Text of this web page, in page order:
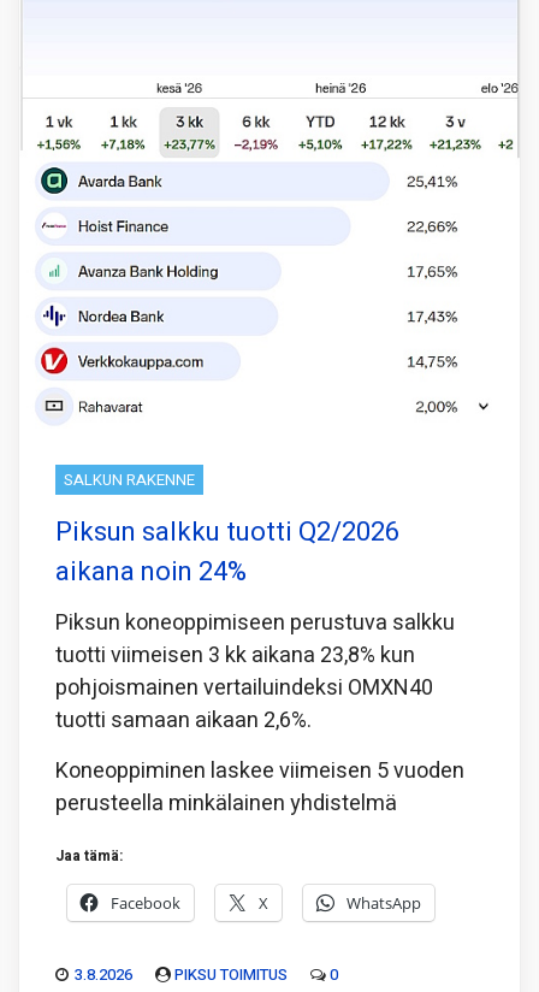
SALKUN RAKENNE
Piksun salkku tuotti Q2/2026
aikana noin 24%
Piksun koneoppimiseen perustuva salkku
tuotti viimeisen 3 kk aikana 23,8% kun
pohjoismainen vertailuindeksi OMXN40
tuotti samaan aikaan 2,6%.
Koneoppiminen laskee viimeisen 5 vuoden
perusteella minkälainen yhdistelmä
Jaa tämä:
Facebook X WhatsApp
3.8.2026 PIKSU TOIMITUS 0